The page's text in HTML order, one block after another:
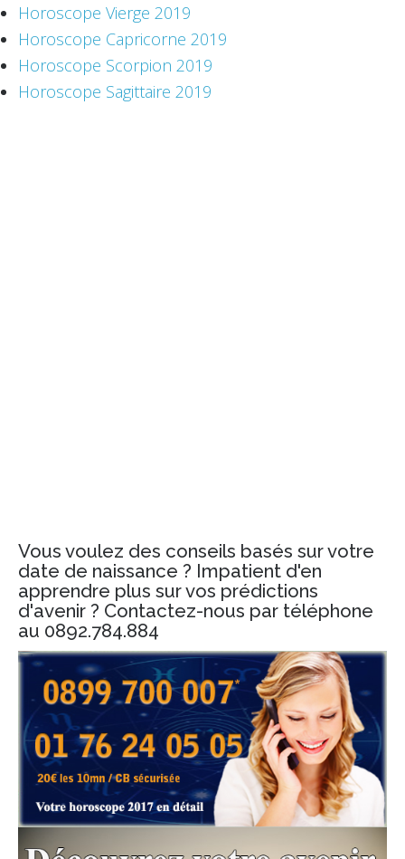
Horoscope Vierge 2019
Horoscope Capricorne 2019
Horoscope Scorpion 2019
Horoscope Sagittaire 2019
Vous voulez des conseils basés sur votre
date de naissance ? Impatient d'en
apprendre plus sur vos prédictions
d'avenir ? Contactez-nous par téléphone
au 0892.784.884